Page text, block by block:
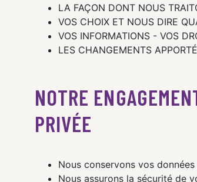
LA FAÇON DONT NOUS
VOS CHOIX ET NOUS DIRE
VOS INFORMATIONS - VOS
LES CHANGEMENTS
NOTRE
PRIVÉE
Nous conservons vos
Nous assurons la sécurité de